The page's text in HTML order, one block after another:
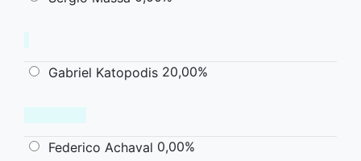
Gabriel Katopodis 20,00%
Federico Achaval 0,00%